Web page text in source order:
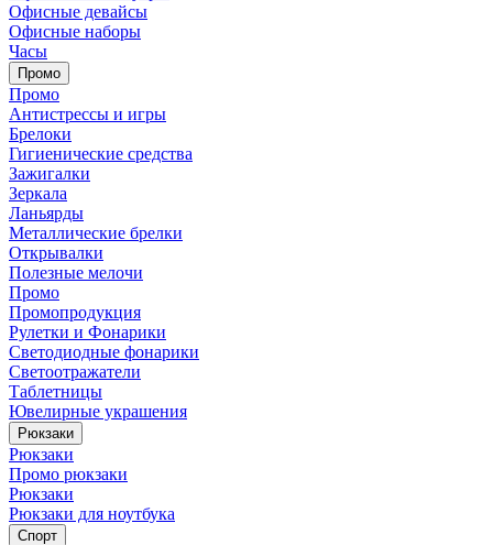
Офисные девайсы
Офисные наборы
Часы
Промо
Промо
Антистрессы и игры
Брелоки
Гигиенические средства
Зажигалки
Зеркала
Ланьярды
Металлические брелки
Открывалки
Полезные мелочи
Промо
Промопродукция
Рулетки и Фонарики
Светодиодные фонарики
Светоотражатели
Таблетницы
Ювелирные украшения
Рюкзаки
Рюкзаки
Промо рюкзаки
Рюкзаки
Рюкзаки для ноутбука
Спорт